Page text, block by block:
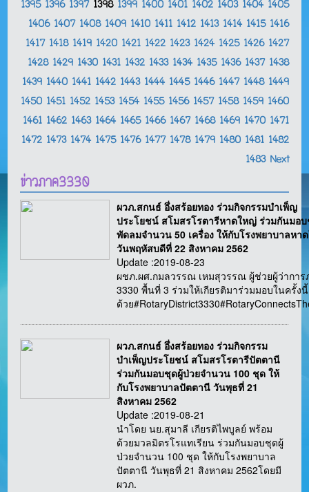
1395 1396 1397 1398 1399 1400 1401 1402 1403 1404 1405
1406 1407 1408 1409 1410 1411 1412 1413 1414 1415 1416
1417 1418 1419 1420 1421 1422 1423 1424 1425 1426 1427
1428 1429 1430 1431 1432 1433 1434 1435 1436 1437 1438
1439 1440 1441 1442 1443 1444 1445 1446 1447 1448 1449
1450 1451 1452 1453 1454 1455 1456 1457 1458 1459 1460
1461 1462 1463 1464 1465 1466 1467 1468 1469 1470 1471
1472 1473 1474 1475 1476 1477 1478 1479 1480 1481 1482
1483 Next
ข่าวภาค3330
ผวภ.สกนธ์ อึ่งสร้อยทอง ร่วมกิจกรรมบำเพ็ญ
ประโยชน์ สโมสรโรตารีหาดใหญ่ ร่วมกันมอ
พัดลมจำนวน 50 เครื่อง ให้กับโรงพยาบาลหา
วันพฤหัสบดีที่ 22 สิงหาคม 2562
Update :2019-08-23
ผชภ.ผศ.กมลวรรณ เหมสุวรรณ ผู้ช่วยผู้ว่าการ
3330 พื้นที่ 3 ร่วมให้เกียรติมาร่วมมอบในครั้งนี้
ด้วย
ผวภ.สกนธ์ อึ่งสร้อยทอง ร่วมกิจกรรม
บำเพ็ญประโยชน์ สโมสรโรตารีปัตตานี
ร่วมกันมอบชุดผู้ป่วยจำนวน 100 ชุด ให้
กับโรงพยาบาลปัตตานี วันพุธที่ 21
สิงหาคม 2562
Update :2019-08-21
นำโดย นย.สุมาลี เกียรติไพบูลย์ พร้อม
ด้วยมวลมิตรโรแทเรียน ร่วมกันมอบชุดผู้
ป่วยจำนวน 100 ชุด ให้กับโรงพยาบาล
ปัตตานี วันพุธที่ 21 สิงหาคม 2562โดยมี
ผวภ.